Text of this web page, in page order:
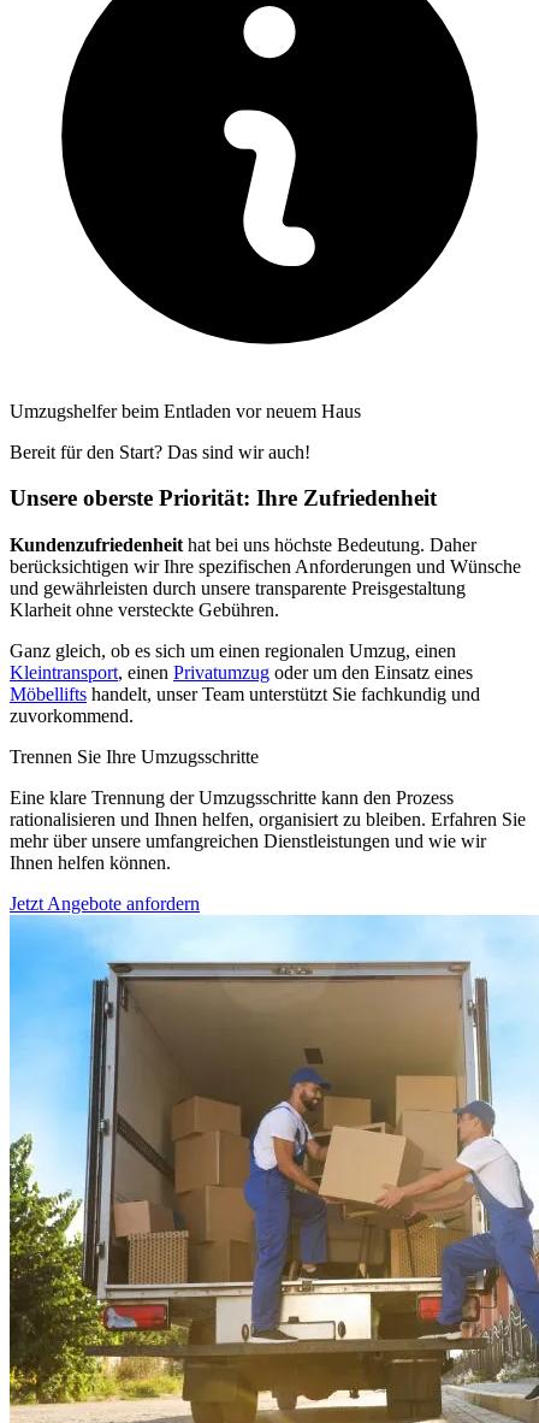
Umzugshelfer beim Entladen vor neuem Haus
Bereit für den Start? Das sind wir auch!
Unsere oberste Priorität: Ihre Zufriedenheit
Kundenzufriedenheit hat bei uns höchste Bedeutung. Daher
berücksichtigen wir Ihre spezifischen Anforderungen und Wünsche
und gewährleisten durch unsere transparente Preisgestaltung
Klarheit ohne versteckte Gebühren.
Ganz gleich, ob es sich um einen regionalen Umzug, einen
Kleintransport, einen Privatumzug oder um den Einsatz eines
Möbellifts handelt, unser Team unterstützt Sie fachkundig und
zuvorkommend.
Trennen Sie Ihre Umzugsschritte
Eine klare Trennung der Umzugsschritte kann den Prozess
rationalisieren und Ihnen helfen, organisiert zu bleiben. Erfahren Sie
mehr über unsere umfangreichen Dienstleistungen und wie wir
Ihnen helfen können.
Jetzt Angebote anfordern